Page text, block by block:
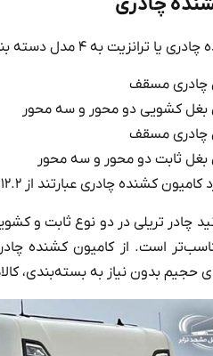
ترانزیت به ۴ مدل دسته بندی می‌شود:
چادری مسقف
بغل کشویی دو محور و سه محور
چادری مسقف
بغل ثابت دو محور و سه محور
از ۱۲.۲ تا ۱۳.۶ متر طول، ۲.۵ متر عرض، بین ۱.۳ تا ۱.۷ متر ارتفاع با تحمل وزن ۲۲ تن بار.
چادر تریلی در دو نوع ثابت و
است. از کامیون کشنده
حجیم بدون نیاز به بسته‌بندی،